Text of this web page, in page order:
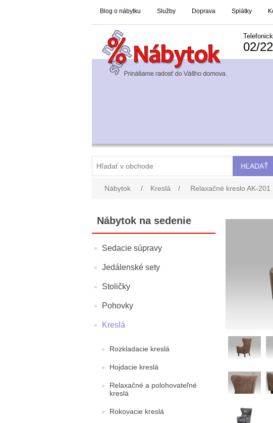
Blog o nábytku Služby Doprava Splátky
02/
Nábytok / Kreslá / Relaxačné kreslo AK-201
Nábytok na sedenie
Sedacie súpravy
Jedálenské sety
Stoličky
Pohovky
Kreslá
Rozkladacie kreslá
Hojdacie kreslá
Relaxačné a polohovateľné
kreslá
Rokovacie kreslá